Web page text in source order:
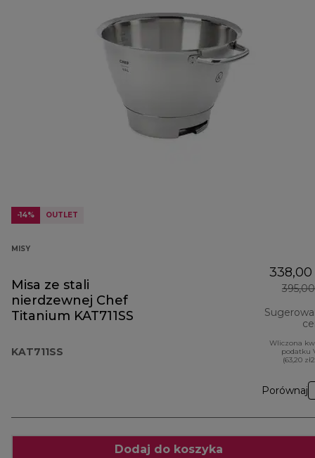
-14% OUTLET
MISY
Misa ze stali
nierdzewnej Chef
Titanium KAT711SS
KAT711SS
338,00
395,00
Wliczona
podatku
(63,20
Porównaj
Dodaj do koszyka